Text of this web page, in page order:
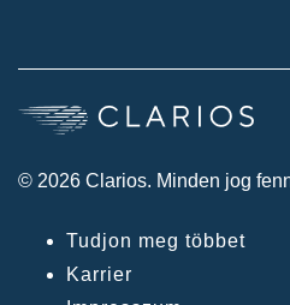
© 2026 Clarios. Minden jog
Tudjon meg többet
Karrier